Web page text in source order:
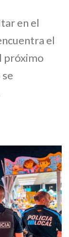
en el
el
próximo